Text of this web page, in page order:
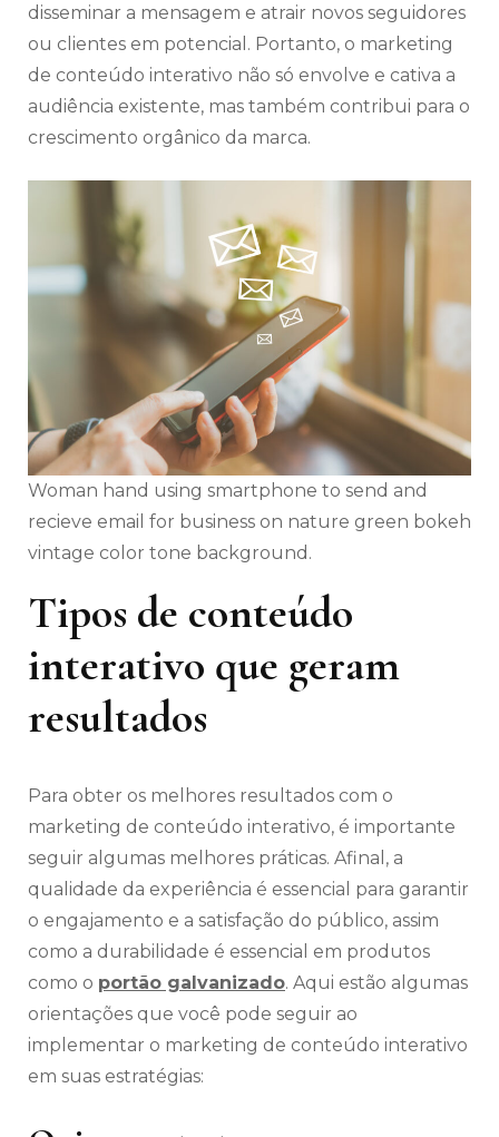
disseminar a mensagem e atrair novos seguidores
ou clientes em potencial. Portanto, o marketing
de conteúdo interativo não só envolve e cativa a
audiência existente, mas também contribui para o
crescimento orgânico da marca.
Woman hand using smartphone to send and
recieve email for business on nature green bokeh
vintage color tone background.
Tipos de conteúdo
interativo que geram
resultados
Para obter os melhores resultados com o
marketing de conteúdo interativo, é importante
seguir algumas melhores práticas. Afinal, a
qualidade da experiência é essencial para garantir
o engajamento e a satisfação do público, assim
como a durabilidade é essencial em produtos
como o portão galvanizado. Aqui estão algumas
orientações que você pode seguir ao
implementar o marketing de conteúdo interativo
em suas estratégias: